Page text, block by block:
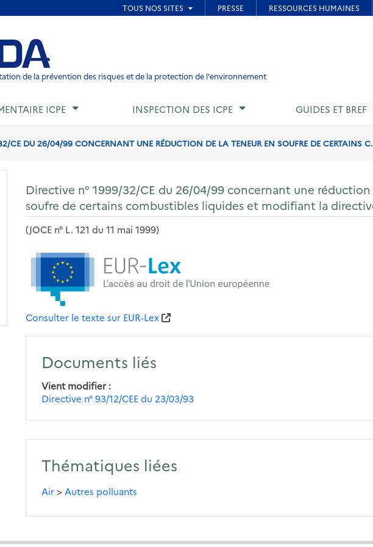
de page
de la prévention des risques et de la protection de l'environnement
ICPE INSPECTION DES ICPE GUIDES ET BREF
CE DU 26/04/99 CONCERNANT UNE RÉDUCTION DE LA TENEUR EN SOUFRE DE CERTAINS
Directive n° 1999/32/CE du 26/04/99 concernant une
soufre de certains combustibles liquides et modifiant la
(JOCE n° L. 121 du 11 mai 1999)
Consulter le texte sur EUR-Lex
Documents liés
Vient modifier
Directive n° 93/12/CEE du 23/03/93
Thématiques liées
Air> Autres polluants